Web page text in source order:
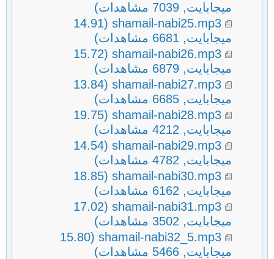
ميجابايت, 7039 مشاهدات)
shamail-nabi25.mp3
(14.91
ميجابايت, 6681 مشاهدات)
shamail-nabi26.mp3
(15.72
ميجابايت, 6879 مشاهدات)
shamail-nabi27.mp3
(13.84
ميجابايت, 6685 مشاهدات)
shamail-nabi28.mp3
(19.75
ميجابايت, 4212 مشاهدات)
shamail-nabi29.mp3
(14.54
ميجابايت, 4782 مشاهدات)
shamail-nabi30.mp3
(18.85
ميجابايت, 6162 مشاهدات)
shamail-nabi31.mp3
(17.02
ميجابايت, 3502 مشاهدات)
shamail-nabi32_5.mp3
(15.80
ميجابايت, 5466 مشاهدات)